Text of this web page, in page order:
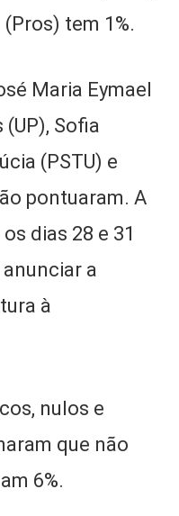
tem 1%.
Maria Eymael
Sofia
(PSTU) e
pontuaram. A
dias 28 e 31
a
à
nulos e
que não
6%.